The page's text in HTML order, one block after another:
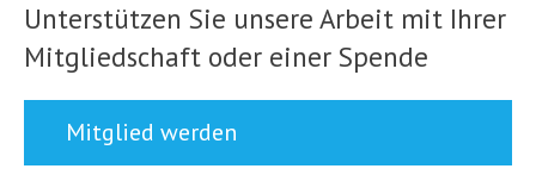
Unterstützen Sie unsere Arbeit mit Ihrer
Mitgliedschaft oder einer Spende
Mitglied werden